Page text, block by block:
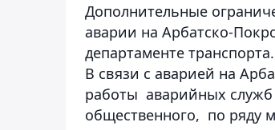
Дополнительные
аварии на Арбатско-
департаменте транспорта.
В связи с аварией на
работы аварийных служб
общественного, по ряду